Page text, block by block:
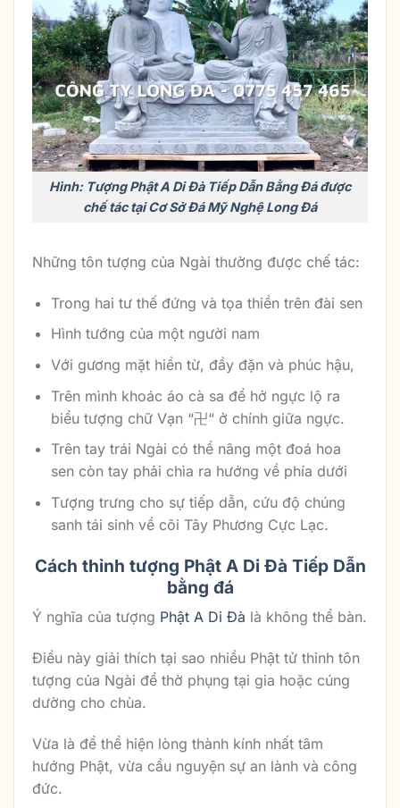
Hình: Tượng Phật A Di Đà Tiếp Dẫn Bằng Đá được
chế tác tại Cơ Sở Đá Mỹ Nghệ Long Đá
Những tôn tượng của Ngài thường được chế tác:
Trong hai tư thế đứng và tọa thiền trên đài sen
Hình tướng của một người nam
Với gương mặt hiền từ, đầy đặn và phúc hậu,
Trên mình khoác áo cà sa để hở ngực lộ ra
biểu tượng chữ Vạn “卍“ ở chính giữa ngực.
Trên tay trái Ngài có thể nâng một đoá hoa
sen còn tay phải chìa ra hướng về phía dưới
Tượng trưng cho sự tiếp dẫn, cứu độ chúng
sanh tái sinh về cõi Tây Phương Cực Lạc.
Cách thỉnh tượng Phật A Di Đà Tiếp Dẫn
bằng đá
Ý nghĩa của tượng Phật A Di Đà là không thể bàn.
Điều này giải thích tại sao nhiều Phật tử thỉnh tôn
tượng của Ngài để thờ phụng tại gia hoặc cúng
dường cho chùa.
Vừa là để thể hiện lòng thành kính nhất tâm
hướng Phật, vừa cầu nguyện sự an lành và công
đức.